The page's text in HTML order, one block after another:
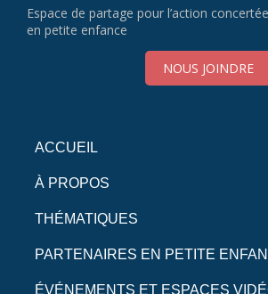
Espace de partage pour l’action concertée
en petite enfance
NOUS JOINDRE
ACCUEIL
À PROPOS
THÉMATIQUES
PARTENAIRES EN PETITE
ÉVÉNEMENTS ET ESPACES